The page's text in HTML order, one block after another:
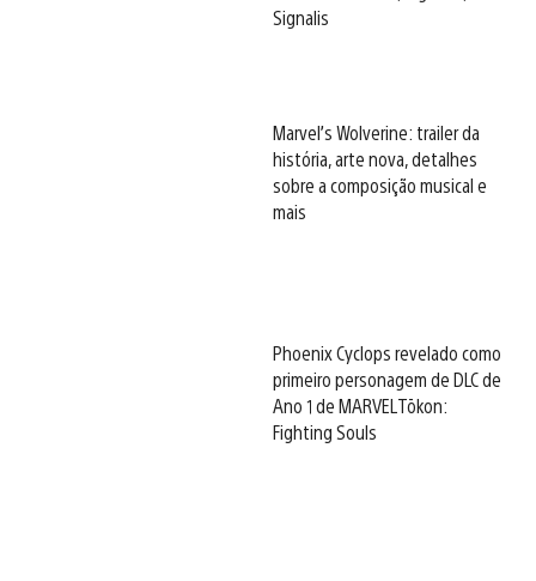
Signalis
Marvel’s Wolverine: trailer da
história, arte nova, detalhes
sobre a composição musical e
mais
Phoenix Cyclops revelado como
primeiro personagem de DLC de
Ano 1 de MARVEL Tōkon:
Fighting Souls